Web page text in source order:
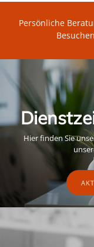
Persönliche
Hier finden Sie